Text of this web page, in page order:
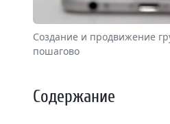
Создание и продвижение
пошагово
Содержание